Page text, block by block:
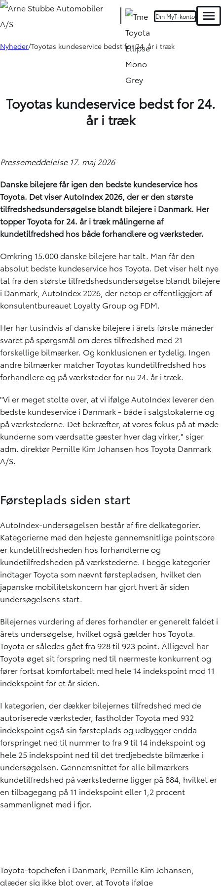
Din MyT-konto
Nyheder Toyotas kundeservice bedst for 24. år i træk
Toyotas kundeservice bedst for 24.
år i træk
Pressemeddelelse 17. maj 2026
Danske bilejere får igen den bedste kundeservice hos
Toyota. Det viser AutoIndex 2026, der er den største
tilfredshedsundersøgelse blandt bilejere i Danmark. Her
topper Toyota for 24. år i træk målingerne af
kundetilfredshed hos både forhandlere og værksteder.
Omkring 15.000 danske bilejere har talt. Man får den
absolut bedste kundeservice hos Toyota. Det viser helt nye
tal fra den største tilfredshedsundersøgelse blandt bilejere
i Danmark, AutoIndex 2026, der netop er offentliggjort af
konsulentbureauet Loyalty Group og FDM.
Her har tusindvis af danske bilejere i årets første måneder
svaret på spørgsmål om deres tilfredshed med 21
forskellige bilmærker. Og konklusionen er tydelig. Ingen
andre bilmærker matcher Toyotas kundetilfredshed hos
forhandlere og på værksteder for nu 24. år i træk.
"Vi er meget stolte over, at vi ifølge AutoIndex leverer den
bedste kundeservice i Danmark - både i salgslokalerne og
på værkstederne. Det bekræfter, at vores fokus på at møde
kunderne som værdsatte gæster hver dag virker," siger
adm. direktør Pernille Kim Johansen hos Toyota Danmark
A/S.
Førsteplads siden start
AutoIndex-undersøgelsen består af fire delkategorier.
Kategorierne med den højeste gennemsnitlige pointscore
er kundetilfredsheden hos forhandlerne og
kundetilfredsheden på værkstederne. I begge kategorier
indtager Toyota som nævnt førstepladsen, hvilket den
japanske mobilitetskoncern har gjort hvert år siden
undersøgelsens start.
Bilejernes vurdering af deres forhandler er generelt faldet i
årets undersøgelse, hvilket også gælder hos Toyota.
Toyota er således gået fra 928 til 923 point. Alligevel har
Toyota øget sit forspring ned til nærmeste konkurrent og
fører fortsat komfortabelt med hele 14 indekspoint mod 11
indekspoint for et år siden.
I kategorien, der dækker bilejernes tilfredshed med de
autoriserede værksteder, fastholder Toyota med 932
indekspoint også sin førsteplads og udbygger endda
forspringet ned til nummer to fra 9 til 14 indekspoint og
hele 25 indekspoint ned til det tredjebedste bilmærke i
undersøgelsen. Gennemsnittet for alle bilmærkers
kundetilfredshed på værkstederne ligger på 884, hvilket er
en tilbagegang på 11 indekspoint eller 1,2 procent
sammenlignet med i fjor.
Toyota-topchefen i Danmark, Pernille Kim Johansen,
glæder sig ikke blot over, at Toyota ifølge